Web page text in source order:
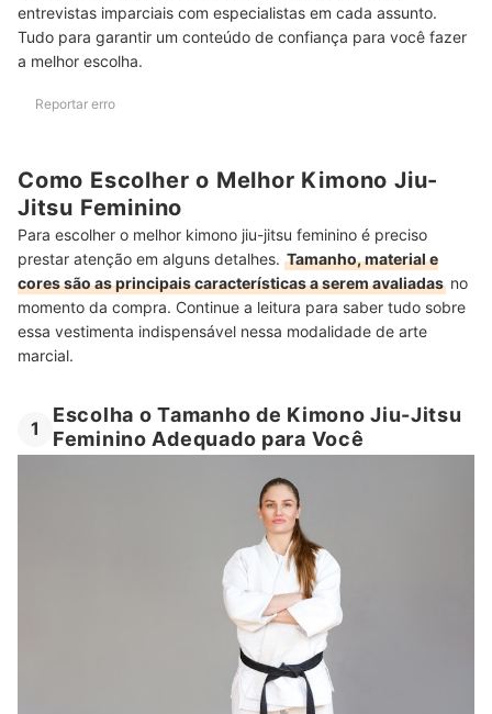
entrevistas imparciais com especialistas em cada assunto.
Tudo para garantir um conteúdo de confiança para você fazer
a melhor escolha.
Reportar erro
Como Escolher o Melhor Kimono Jiu-
Jitsu Feminino
Para escolher o melhor kimono jiu-jitsu feminino é preciso
prestar atenção em alguns detalhes. Tamanho, material e
cores são as principais características a serem avaliadas no
momento da compra. Continue a leitura para saber tudo sobre
essa vestimenta indispensável nessa modalidade de arte
marcial.
1
Escolha o Tamanho de Kimono Jiu-Jitsu
Feminino Adequado para Você